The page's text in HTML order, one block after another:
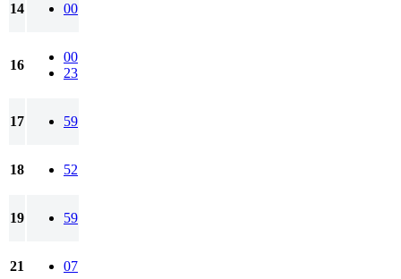
14 00
16
00
23
17 59
18 52
19 59
21 07